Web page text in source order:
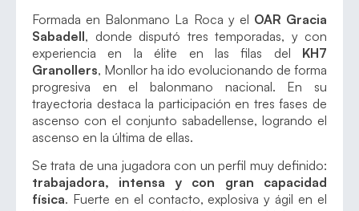
Formada en Balonmano La Roca y el OAR Gracia
Sabadell, donde disputó tres temporadas, y con
experiencia en la élite en las filas del KH7
Granollers, Monllor ha ido evolucionando de forma
progresiva en el balonmano nacional. En su
trayectoria destaca la participación en tres fases de
ascenso con el conjunto sabadellense, logrando el
ascenso en la última de ellas.
Se trata de una jugadora con un perfil muy definido:
trabajadora, intensa y con gran capacidad
física. Fuerte en el contacto, explosiva y ágil en el